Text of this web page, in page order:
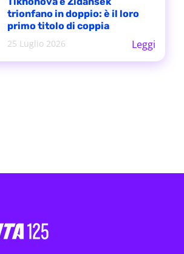
trionfano in doppio: è il loro
primo titolo di coppia
25 Luglio 2026
Leggi